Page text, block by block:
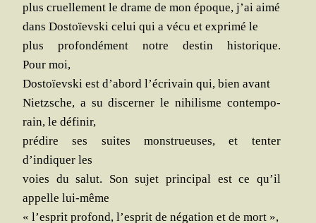
plus cruel­le­ment le drame de mon époque, j’ai aimé
dans Dos­toïevs­ki celui qui a vécu et expri­mé le
plus pro­fon­dé­ment notre des­tin his­to­rique.
Pour moi,
Dos­toïevs­ki est d’abord l’écrivain qui, bien avant
Nietzsche, a su dis­cer­ner le nihi­lisme contem­po­
rain, le définir,
pré­dire ses suites mons­trueuses, et ten­ter
d’indiquer les
voies du salut. Son sujet prin­ci­pal est ce qu’il
appelle lui-même
« l’esprit pro­fond, l’esprit de néga­tion et de mort »,